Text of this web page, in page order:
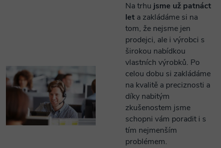
Na trhu jsme už patnáct
let a zakládáme si na
tom, že nejsme jen
prodejci, ale i výrobci s
širokou nabídkou
vlastních výrobků. Po
celou dobu si zakládáme
na kvalitě a preciznosti a
díky nabitým
zkušenostem jsme
schopni vám poradit i s
tím nejmenším
problémem.